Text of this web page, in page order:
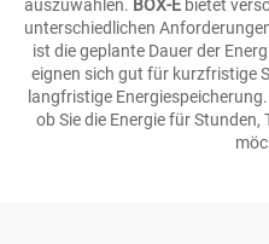
auszuwählen. BOX-E bietet
unterschiedlichen
ist die geplante Dauer der
eignen sich gut für kurzfristige
langfristige
ob Sie die Energie für